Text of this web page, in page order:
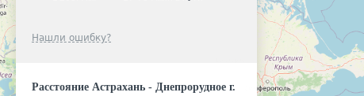
Нашли ошибку?
Расстояние Астрахань - Днепрорудное г.